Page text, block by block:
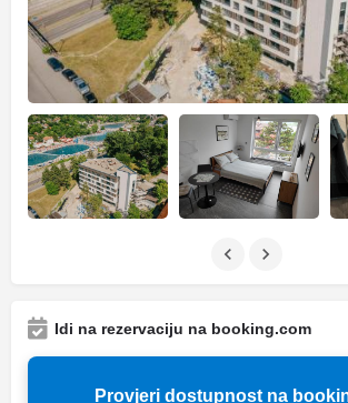
Idi na rezervaciju na booking.com
Provjeri dostupnost na